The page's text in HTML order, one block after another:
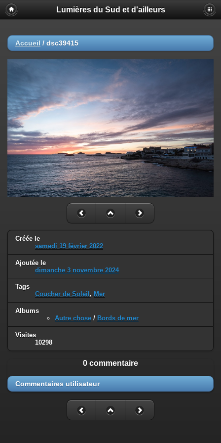
Lumières du Sud et d'ailleurs
Accueil / dsc39415
Créée le
samedi 19 février 2022
Ajoutée le
dimanche 3 novembre 2024
Tags
Coucher de Soleil , Mer
Albums
Autre chose / Bords de mer
Visites
10298
0 commentaire
Commentaires utilisateur